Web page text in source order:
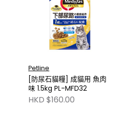
Petline
[防尿石貓糧] 成貓用 魚肉
味 1.5kg PL-MFD32
HKD $160.00